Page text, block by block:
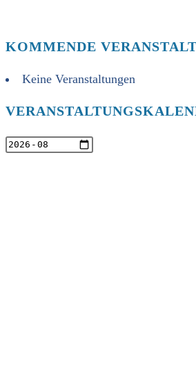
KOMMENDE
Keine Veranstaltungen